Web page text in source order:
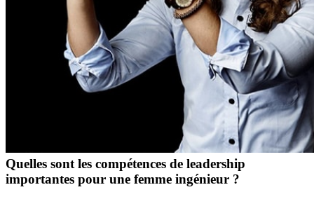
Quelles sont les compétences de leadership
importantes pour une femme ingénieur ?